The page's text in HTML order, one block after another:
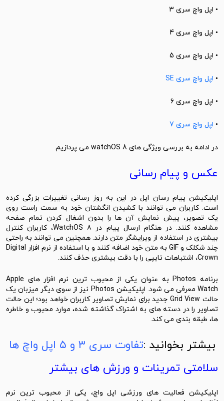
• اپل واچ سری 3
• اپل واچ سری 4
• اپل واچ سری 5
اپل واچ سری SE
• اپل واچ سری 6
اپل واچ سری 7
در ادامه به بررسی ویژگی های watchOS 8 می پردازیم.
عکس و پیام رسانی
اپلیکیشن پیام‌ رسان اپل در این به‌ روز رسانی تغییرات بزرگی کرده
است. کاربران می ‌توانند با کشیدن انگشتان خود به سمت راست روی
یک تصویر، پیش ‌نمایش آن ‌ها را بدون اشغال کردن تمام صفحه
مشاهده کنند. در هنگام ارسال پیام در WatchOS 8، کاربران کنترل
بیشتری در استفاده از ویرایشگر متن دارند. همچنین می توانند به راحتی
چند شکلک و GIF به متن خود اضافه کنند و با استفاده از نرم افزار Digital
Crown، اشتباهات تایپی را با دقت بیشتری حذف کنند.
برنامه Photos به عنوان یکی از محبوب ترین نرم افزار های Apple
Watch معرفی می شود. اپلیکیشن Photos نیز از سوی دیگر میزبان یک
حالت Grid View جدید برای نمایش تصاویر کاربران خواهد بود؛ این حالت
تصاویر را در دسته‌ های به اشتراک گذاشته شده، موارد محبوب و خاطره‌
ها، طبقه‌ بندی می ‌کند.
بیشتر بخوانید : تفاوت سری ۳ و ۵ اپل واچ ها
سلامتی تمرینات و ورزش های بیشتر
اپلیکیشن فعالیت ‌های ورزشی اپل واچ، یکی از محبوب ‌ترین نرم